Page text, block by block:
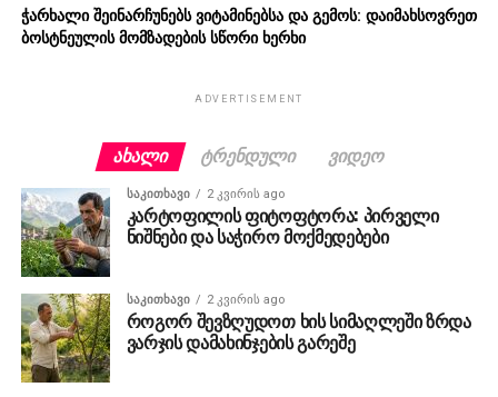
ჭარხალი შეინარჩუნებს ვიტამინებსა და გემოს: დაიმახსოვრეთ
ბოსტნეულის მომზადების სწორი ხერხი
ADVERTISEMENT
ᲐᲮᲐᲚᲘ ᲢᲠᲔᲜᲓᲣᲚᲘ ᲕᲘᲓᲔᲝ
ᲡᲐᲙᲘᲗᲮᲐᲕᲘ 2 კვირის ago
კარტოფილის ფიტოფტორა: პირველი
ნიშნები და საჭირო მოქმედებები
ᲡᲐᲙᲘᲗᲮᲐᲕᲘ 2 კვირის ago
როგორ შევზღუდოთ ხის სიმაღლეში ზრდა
ვარჯის დამახინჯების გარეშე